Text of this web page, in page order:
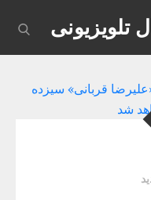
تلویزیونی